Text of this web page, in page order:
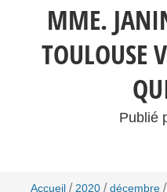
MME.
TOULOUSE
Publié
Accueil / 2020 / décembre /